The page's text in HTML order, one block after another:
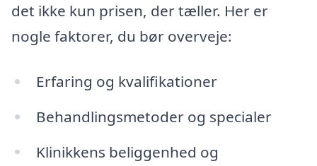
det ikke kun prisen, der tæller. Her er
nogle faktorer, du bør overveje:
Erfaring og kvalifikationer
Behandlingsmetoder og specialer
Klinikkens beliggenhed og